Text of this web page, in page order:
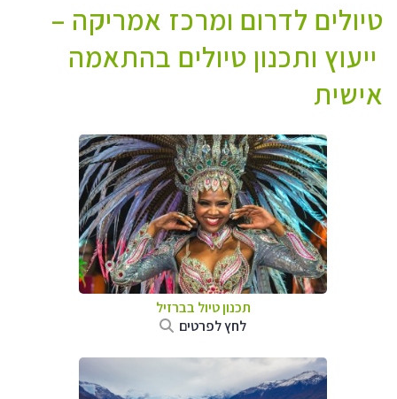
טיולים לדרום ומרכז אמריקה –
ייעוץ ותכנון טיולים בהתאמה
אישית
תכנון טיול בברזיל
לחץ לפרטים